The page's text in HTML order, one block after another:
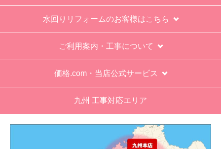
が悪かったが室外機の荷揚げを手伝った。もし、
客先が高齢の女性だったらどうしたのか疑問。
エアコン専門の担当べつにもう一人来て欲しかっ
た。
が、登録したメールアドレスではなく、ショート
メールだとは知らず、確認できなかった。
エアコンが２００V対応型だが、同じ２００Vでも
業務用なのでコンセントの形状が違い、途中で工
水回りリフォームのお客様はこちら
ご利用案内・工事について
価格.com・当店公式サービス
九州 工事対応エリア